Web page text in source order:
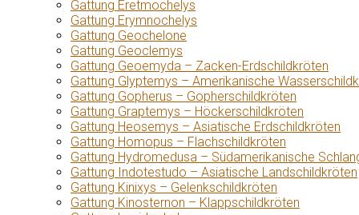
Gattung Eretmochelys
Gattung Erymnochelys
Gattung Geochelone
Gattung Geoclemys
Gattung Geoemyda – Zacken-Erdschildkröten
Gattung Glyptemys – Amerikanische
Gattung Gopherus – Gopherschildkröten
Gattung Graptemys – Höckerschildkröten
Gattung Heosemys – Asiatische Erdschildkröten
Gattung Homopus – Flachschildkröten
Gattung Hydromedusa – Südamerikanische
Gattung Indotestudo – Asiatische Landschildkröten
Gattung Kinixys – Gelenkschildkröten
Gattung Kinosternon – Klappschildkröten